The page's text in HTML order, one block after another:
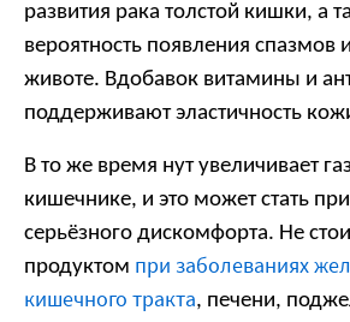
развития рака толстой кишки, а
вероятность появления спазмов
животе. Вдобавок витамины и
поддерживают эластичность
В то же время нут увеличивает
кишечнике, и это может стать
серьёзного дискомфорта. Не
продуктом при заболеваниях
кишечного тракта, печени,